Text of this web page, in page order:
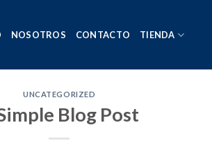
NOSOTROS CONTACTO TIENDA
UNCATEGORIZED
Blog Post